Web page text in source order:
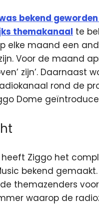
bekend
themakanaal te
elke maand een
Voor de maand
zijn’. Daarnaast
rond de
Dome
Ziggo het
bekend
themazenders
waarop de